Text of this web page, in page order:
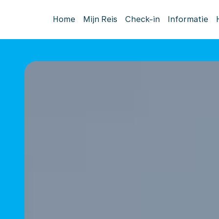
Home Mijn Reis Check-in Informatie